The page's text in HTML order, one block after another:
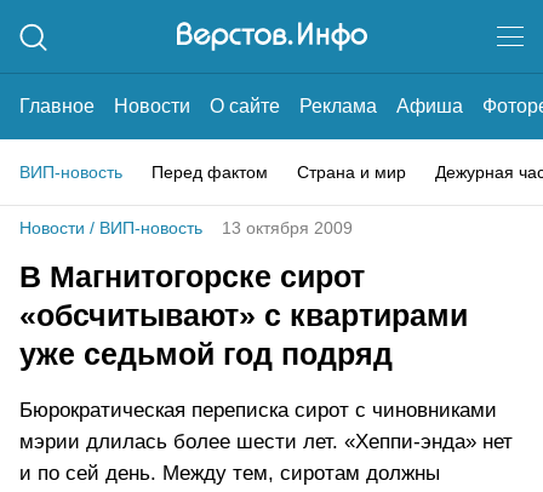
Главное Новости О сайте Реклама Афиша
ВИП-новость Перед фактом Страна и мир Дежурная
Новости / ВИП-новость 13 октября 2009
В Магнитогорске сирот
«обсчитывают» с квартирами
уже седьмой год подряд
Бюрократическая переписка сирот с чиновниками
мэрии длилась более шести лет. «Хеппи-энда» нет
и по сей день. Между тем, сиротам должны